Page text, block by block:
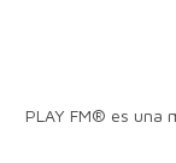
PLAY FM® es una